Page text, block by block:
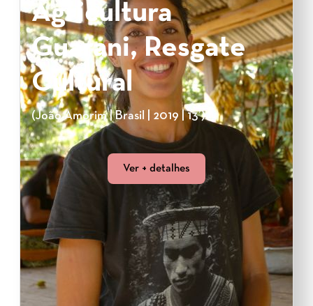
Agricultura
Guarani, Resgate
Cultural
(João Amorim | Brasil | 2019 | 13’)
Ver + detalhes